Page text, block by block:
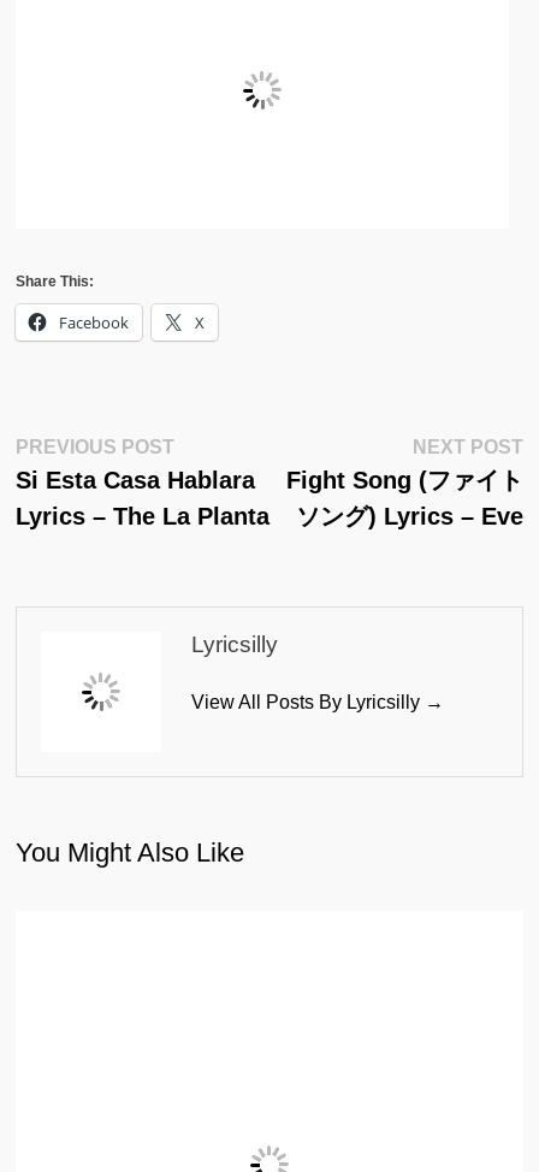
Share This:
Facebook X
Post
Navigation
PREVIOUS POSTPrevious
Post:
Si Esta Casa Hablara
Lyrics – The La Planta
NEXT POST
Fight Song (ファイト
ソング) Lyrics – Eve
Lyricsilly
View All Posts By Lyricsilly →
You Might Also Like